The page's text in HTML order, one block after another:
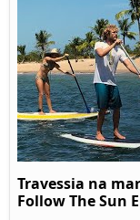
Travessia na
Follow The Sun